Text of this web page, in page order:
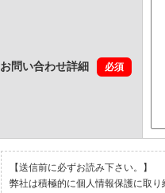
お問い合わせ詳細 必須
【送信前に必ずお読み下さい。】
弊社は積極的に個人情報保護に取